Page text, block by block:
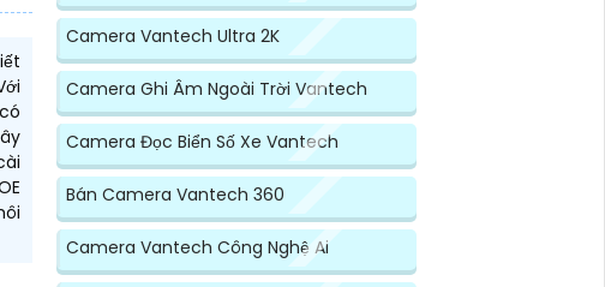
Camera Vantech Ultra 2K
Camera Ghi Âm Ngoài Trời Vantech
Camera Đọc Biển Số Xe Vantech
Bán Camera Vantech 360
Camera Vantech Công Nghệ Ai